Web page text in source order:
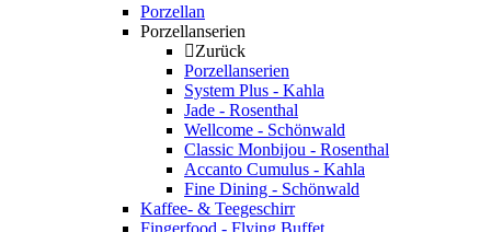
Porzellan
Porzellanserien
Zurück
Porzellanserien
System Plus - Kahla
Jade - Rosenthal
Wellcome - Schönwald
Classic Monbijou - Rosenthal
Accanto Cumulus - Kahla
Fine Dining - Schönwald
Kaffee- & Teegeschirr
Fingerfood - Flying Buffet